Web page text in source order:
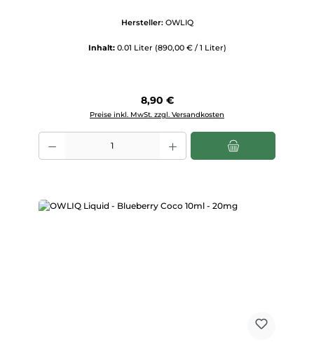
Hersteller: OWLIQ
Inhalt: 0.01 Liter (890,00 € / 1 Liter)
Regulärer Preis:
8,90 €
Preise inkl. MwSt. zzgl. Versandkosten
Produkt Anzahl: Gib den gewünschten Wert ein oder benutze die